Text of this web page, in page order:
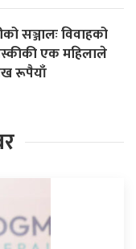
सञ्जालः विवाहको
एक महिलाले
रूपैयाँ